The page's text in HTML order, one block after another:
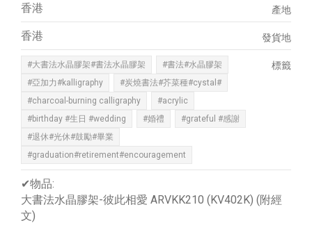
產地
香港
發貨地
香港
標籤
#大書法水晶膠架#書法水晶膠架
#書法#水晶膠架
#亞加力#kalligraphy
#炭燒書法#芥菜種#cystal#
#charcoal-burning calligraphy
#acrylic
#birthday #生日 #wedding
#婚禮
#grateful #感謝
#退休#光休#鼓勵#畢業
#graduation#retirement#encouragement
✔物品:
大書法水晶膠架-彼此相愛 ARVKK210 (KV402K) (附經
文)